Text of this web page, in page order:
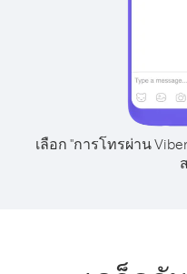
เลือก "การโทรผ่าน